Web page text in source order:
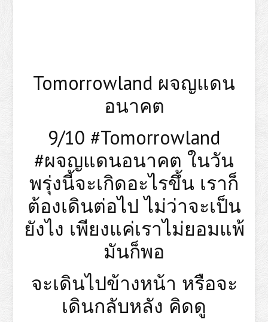
Tomorrowland ผจญแดน
อนาคต
9/10 #Tomorrowland
#ผจญแดนอนาคต ในวัน
พรุ่งนี้จะเกิดอะไรขึ้น เราก็
ต้องเดินต่อไป ไม่ว่าจะเป็น
ยังไง เพียงแค่เราไม่ยอมแพ้
มันก็พอ
จะเดินไปข้างหน้า หรือจะ
เดินกลับหลัง คิดดู